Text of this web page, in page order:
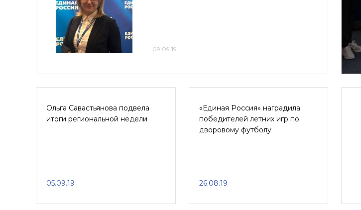
09.09.19
Ольга Савастьянова подвела
итоги региональной недели
05.09.19
«Единая Россия» наградила
победителей летних игр по
дворовому футболу
26.08.19